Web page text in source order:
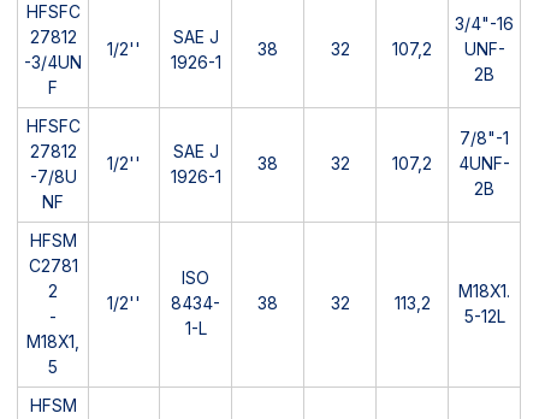
HFSFC
27812
-3/4UN
F
1/2''
SAE J
1926-1
38 32 107,2
3/4"-16
UNF-
2B
HFSFC
27812
-7/8U
NF
1/2''
SAE J
1926-1
38 32 107,2
7/8"-1
4UNF-
2B
HFSM
C2781
2
-
M18X1,
5
1/2''
ISO
8434-
1-L
38 32 113,2
M18X1.
5-12L
HFSM